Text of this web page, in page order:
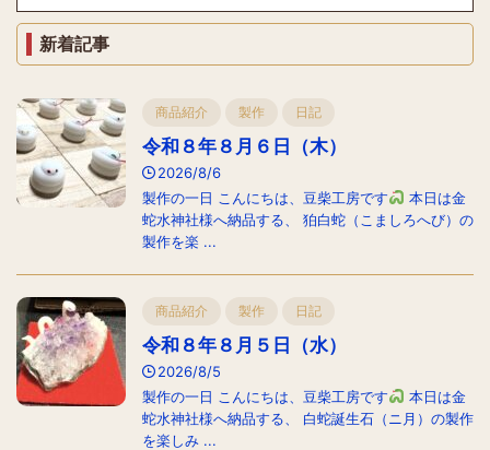
新着記事
商品紹介 製作 日記
令和８年８月６日（木）
2026/8/6
製作の一日 こんにちは、豆柴工房です
本日は金
蛇水神社様へ納品する、 狛白蛇（こましろへび）の
製作を楽 ...
商品紹介 製作 日記
令和８年８月５日（水）
2026/8/5
製作の一日 こんにちは、豆柴工房です
本日は金
蛇水神社様へ納品する、 白蛇誕生石（ニ月）の製作
を楽しみ ...